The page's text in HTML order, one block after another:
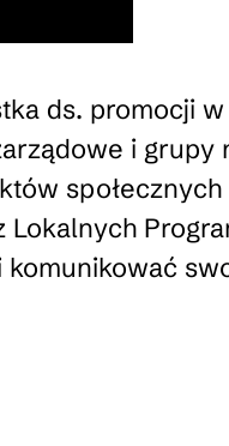
ds. promocji
i grupy